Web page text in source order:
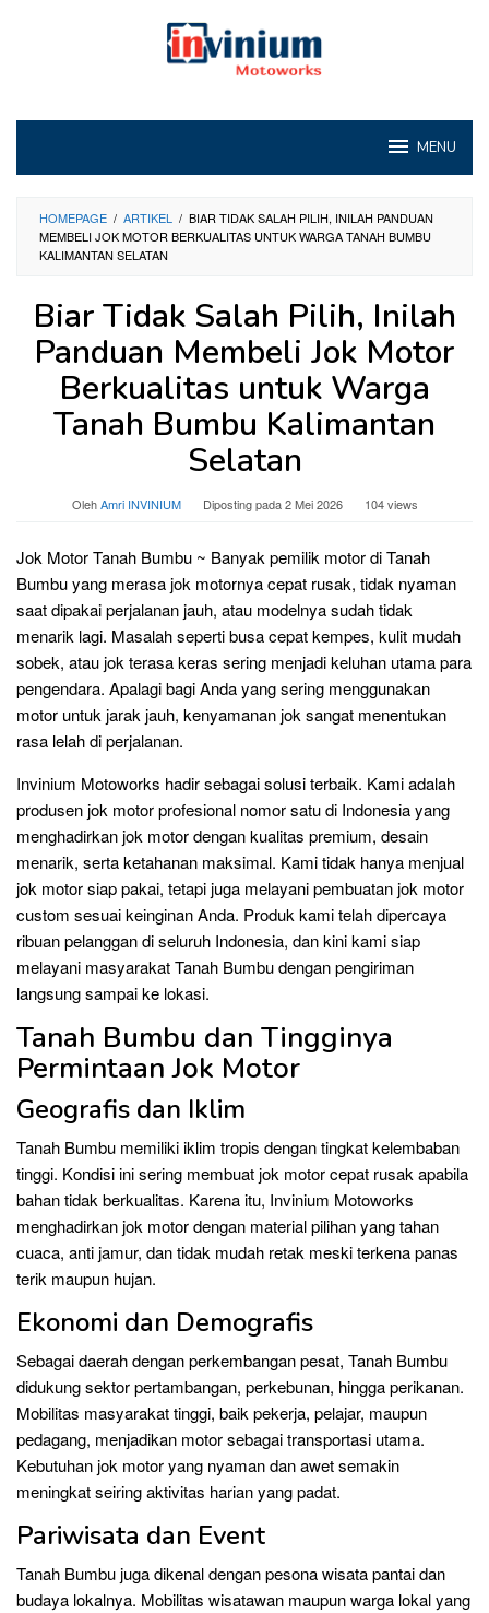
MENU
HOMEPAGE / ARTIKEL / BIAR TIDAK SALAH PILIH, INILAH PANDUAN
MEMBELI JOK MOTOR BERKUALITAS UNTUK WARGA TANAH BUMBU
KALIMANTAN SELATAN
Biar Tidak Salah Pilih, Inilah
Panduan Membeli Jok Motor
Berkualitas untuk Warga
Tanah Bumbu Kalimantan
Selatan
OlehAmri INVINIUM Diposting pada2 Mei 2026 104 views
Jok Motor Tanah Bumbu ~ Banyak pemilik motor di Tanah
Bumbu yang merasa jok motornya cepat rusak, tidak nyaman
saat dipakai perjalanan jauh, atau modelnya sudah tidak
menarik lagi. Masalah seperti busa cepat kempes, kulit mudah
sobek, atau jok terasa keras sering menjadi keluhan utama para
pengendara. Apalagi bagi Anda yang sering menggunakan
motor untuk jarak jauh, kenyamanan jok sangat menentukan
rasa lelah di perjalanan.
Invinium Motoworks hadir sebagai solusi terbaik. Kami adalah
produsen jok motor profesional nomor satu di Indonesia yang
menghadirkan jok motor dengan kualitas premium, desain
menarik, serta ketahanan maksimal. Kami tidak hanya menjual
jok motor siap pakai, tetapi juga melayani pembuatan jok motor
custom sesuai keinginan Anda. Produk kami telah dipercaya
ribuan pelanggan di seluruh Indonesia, dan kini kami siap
melayani masyarakat Tanah Bumbu dengan pengiriman
langsung sampai ke lokasi.
Tanah Bumbu dan Tingginya
Permintaan Jok Motor
Geografis dan Iklim
Tanah Bumbu memiliki iklim tropis dengan tingkat kelembaban
tinggi. Kondisi ini sering membuat jok motor cepat rusak apabila
bahan tidak berkualitas. Karena itu, Invinium Motoworks
menghadirkan jok motor dengan material pilihan yang tahan
cuaca, anti jamur, dan tidak mudah retak meski terkena panas
terik maupun hujan.
Ekonomi dan Demografis
Sebagai daerah dengan perkembangan pesat, Tanah Bumbu
didukung sektor pertambangan, perkebunan, hingga perikanan.
Mobilitas masyarakat tinggi, baik pekerja, pelajar, maupun
pedagang, menjadikan motor sebagai transportasi utama.
Kebutuhan jok motor yang nyaman dan awet semakin
meningkat seiring aktivitas harian yang padat.
Pariwisata dan Event
Tanah Bumbu juga dikenal dengan pesona wisata pantai dan
budaya lokalnya. Mobilitas wisatawan maupun warga lokal yang